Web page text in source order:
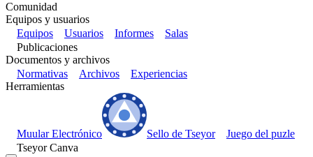
Comunidad
Equipos y usuarios
Equipos
Usuarios Informes
Salas
Publicaciones
Documentos y archivos
Normativas
Archivos
Experiencias
Herramientas
Muular Electrónico Sello de Tseyor
Juego del puzle
Tseyor Canva